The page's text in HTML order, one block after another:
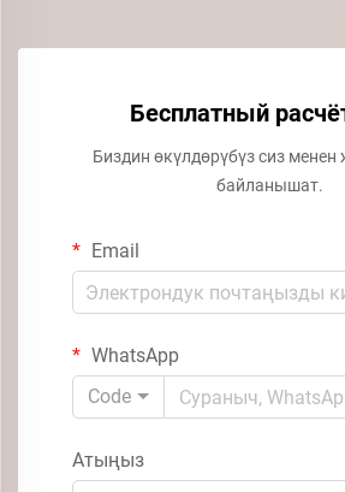
Бесплатный
Биздин өкүлдөрүбүз сиз
байланышат.
Email
WhatsApp
Code
Атыңыз